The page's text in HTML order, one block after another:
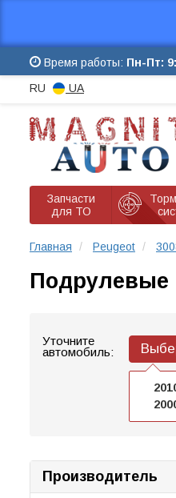
Время работы: Пн-Пт:
RU UA
Запчасти
для ТО
Главная Peugeot
Подрулевые
Уточните
автомобиль:
Производитель